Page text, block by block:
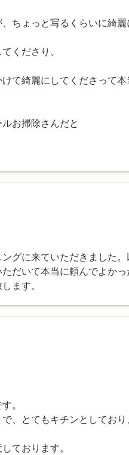
ちょっと写るくらいに綺
くださり、
て綺麗にしてくださって本
お掃除さんだと
グに来ていただきました
だいて本当に頼んでよか
ます。
。
、とてもキチンとしてお
ております。